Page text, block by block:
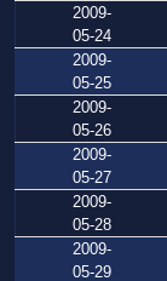
2009-
05-24
2009-
05-25
2009-
05-26
2009-
05-27
2009-
05-28
2009-
05-29